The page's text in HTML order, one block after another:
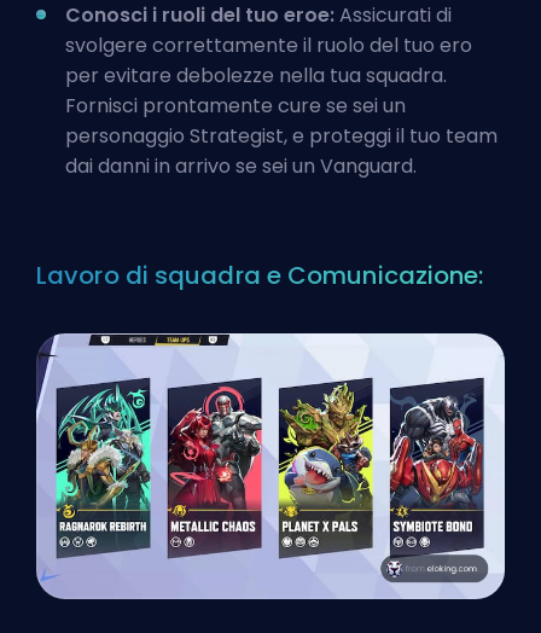
Conosci i ruoli del tuo eroe:Assicurati di
svolgere correttamente il ruolo del tuo ero
per evitare debolezze nella tua squadra.
Fornisci prontamente cure se sei un
personaggio Strategist, e proteggi il tuo team
dai danni in arrivo se sei un Vanguard.
Lavoro di squadra e Comunicazione: